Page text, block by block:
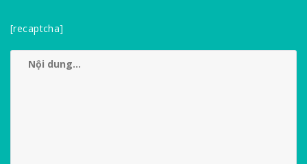
[recaptcha]